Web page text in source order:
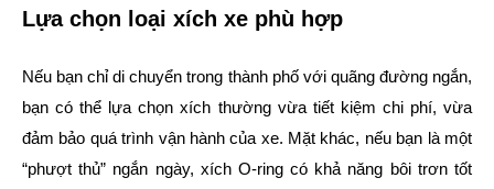
Lựa chọn loại xích xe phù hợp
Nếu bạn chỉ di chuyển trong thành phố với quãng đường ngắn,
bạn có thể lựa chọn xích thường vừa tiết kiệm chi phí, vừa
đảm bảo quá trình vận hành của xe. Mặt khác, nếu bạn là một
“phượt thủ” ngắn ngày, xích O-ring có khả năng bôi trơn tốt